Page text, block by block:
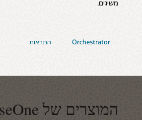
משיגים.
Orchestrator התראות
המוצרים של JD Edwards EnterpriseOne